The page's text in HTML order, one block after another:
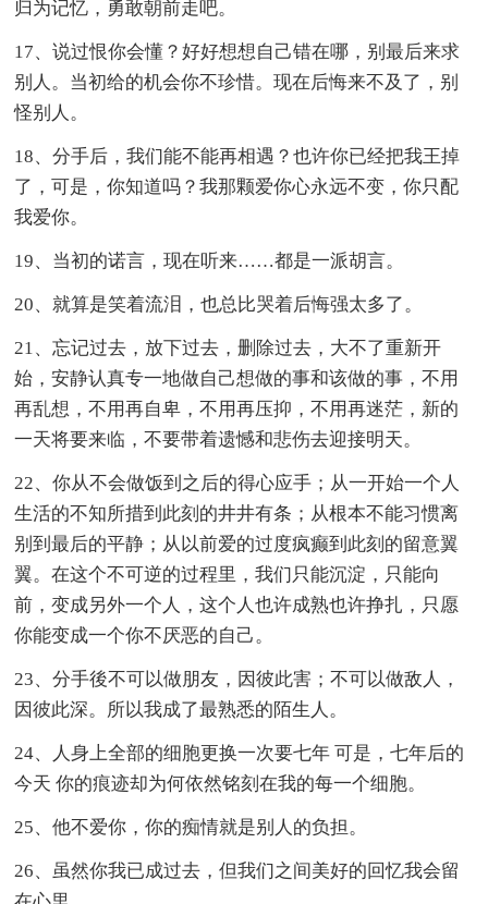
归为记忆，勇敢朝前走吧。
17、说过恨你会懂？好好想想自己错在哪，别最后来求
别人。当初给的机会你不珍惜。现在后悔来不及了，别
怪别人。
18、分手后，我们能不能再相遇？也许你已经把我王掉
了，可是，你知道吗？我那颗爱你心永远不变，你只配
我爱你。
19、当初的诺言，现在听来……都是一派胡言。
20、就算是笑着流泪，也总比哭着后悔强太多了。
21、忘记过去，放下过去，删除过去，大不了重新开
始，安静认真专一地做自己想做的事和该做的事，不用
再乱想，不用再自卑，不用再压抑，不用再迷茫，新的
一天将要来临，不要带着遗憾和悲伤去迎接明天。
22、你从不会做饭到之后的得心应手；从一开始一个人
生活的不知所措到此刻的井井有条；从根本不能习惯离
别到最后的平静；从以前爱的过度疯癫到此刻的留意翼
翼。在这个不可逆的过程里，我们只能沉淀，只能向
前，变成另外一个人，这个人也许成熟也许挣扎，只愿
你能变成一个你不厌恶的自己。
23、分手後不可以做朋友，因彼此害；不可以做敌人，
因彼此深。所以我成了最熟悉的陌生人。
24、人身上全部的细胞更换一次要七年 可是，七年后的
今天 你的痕迹却为何依然铭刻在我的每一个细胞。
25、他不爱你，你的痴情就是别人的负担。
26、虽然你我已成过去，但我们之间美好的回忆我会留